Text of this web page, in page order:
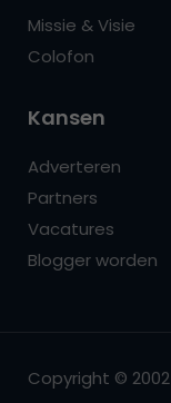
Missie & Visie
Colofon
Kansen
Adverteren
Partners
Vacatures
Blogger worden
Copyright ©